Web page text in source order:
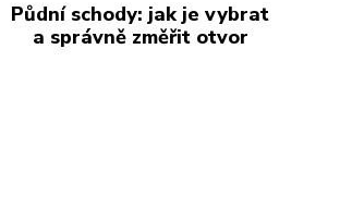
Půdní schody: jak je vybrat
a správně změřit otvor